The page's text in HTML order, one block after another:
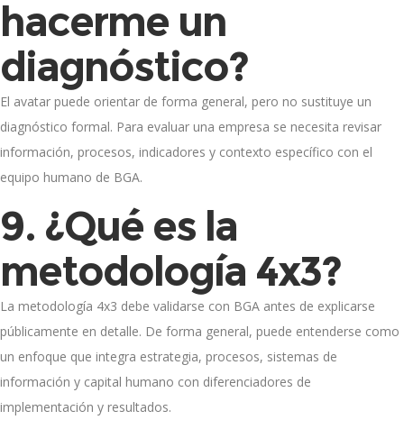
hacerme un
diagnóstico?
El avatar puede orientar de forma general, pero no sustituye un
diagnóstico formal. Para evaluar una empresa se necesita revisar
información, procesos, indicadores y contexto específico con el
equipo humano de BGA.
9. ¿Qué es la
metodología 4x3?
La metodología 4x3 debe validarse con BGA antes de explicarse
públicamente en detalle. De forma general, puede entenderse como
un enfoque que integra estrategia, procesos, sistemas de
información y capital humano con diferenciadores de
implementación y resultados.